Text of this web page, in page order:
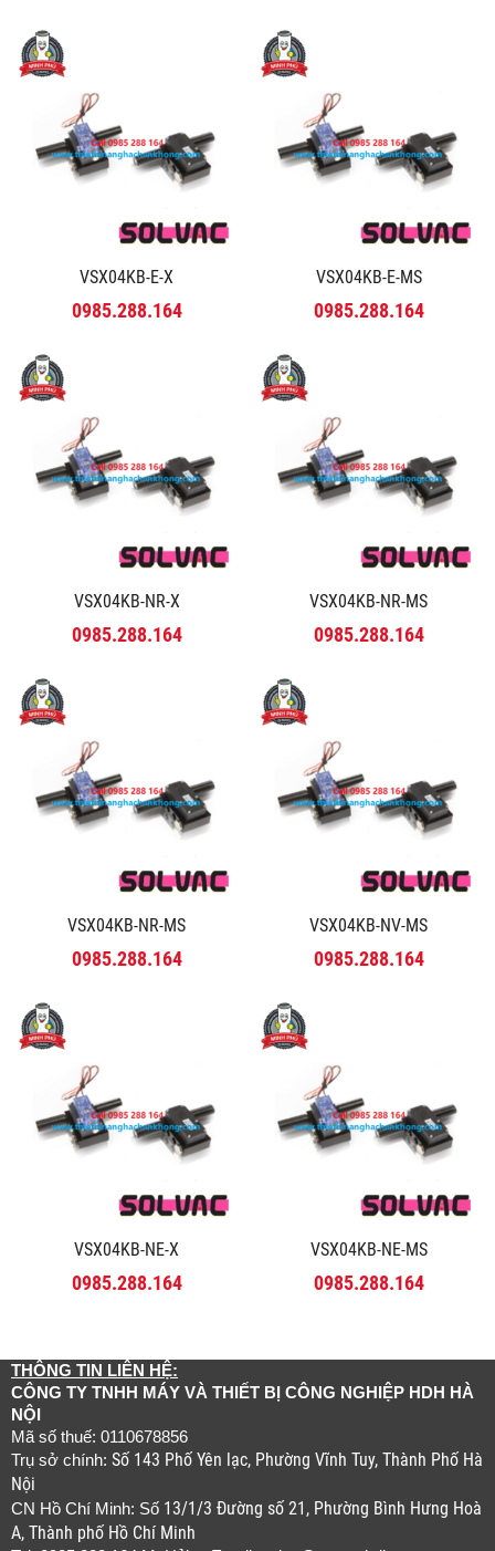
VSX04KB-E-X
0985.288.164
VSX04KB-E-MS
0985.288.164
VSX04KB-NR-X
0985.288.164
VSX04KB-NR-MS
0985.288.164
VSX04KB-NR-MS
0985.288.164
VSX04KB-NV-MS
0985.288.164
VSX04KB-NE-X
0985.288.164
VSX04KB-NE-MS
0985.288.164
THÔNG TIN LIÊN HỆ:
CÔNG TY TNHH MÁY VÀ THIẾT BỊ CÔNG NGHIỆP HDH HÀ
NỘI
Mã số thuế: 0110678856
Trụ sở chính: Số 143 Phố Yên lạc, Phường Vĩnh Tuy, Thành Phố Hà
Nội
CN Hồ Chí Minh: Số 13/1/3 Đường số 21, Phường Bình Hưng Hoà
A, Thành phố Hồ Chí Minh